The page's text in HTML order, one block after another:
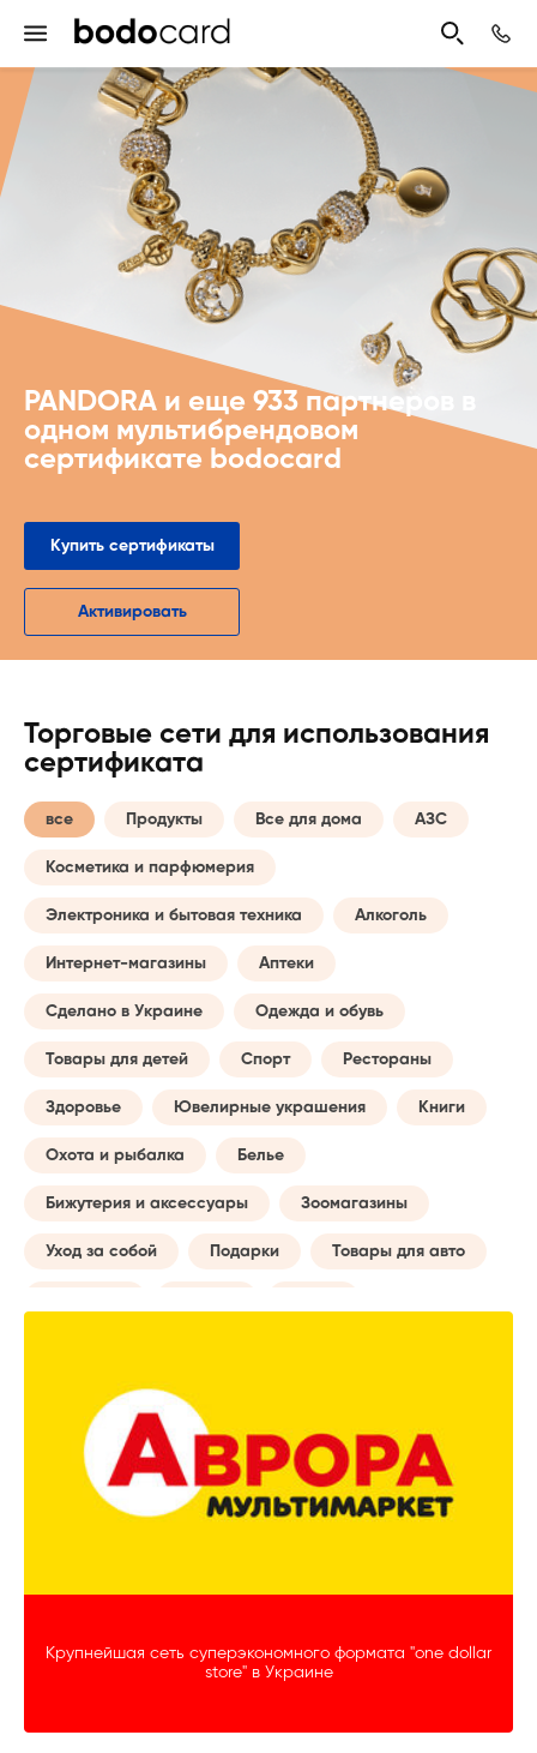
PANDORA и еще 933 партнеров в
одном мультибрендовом
сертификате bodocard
Купить сертификаты
Активировать
Торговые сети для использования
сертификата
все Продукты Все для дома АЗС
Косметика и парфюмерия
Электроника и бытовая техника Алкоголь
Интернет-магазины Аптеки
Сделано в Украине Одежда и обувь
Товары для детей Спорт Рестораны
Здоровье Ювелирные украшения Книги
Охота и рыбалка Белье
Бижутерия и аксессуары Зоомагазины
Уход за собой Подарки Товары для авто
Все для туризма
Досуг и отдых Часы Домашний текстиль
Крупнейшая сеть суперэкономного формата "one dollar
store" в Украине